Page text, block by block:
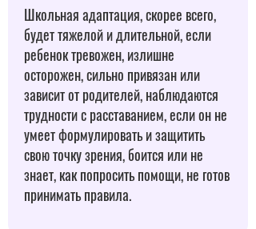
Школьная адаптация, скорее всего,
будет тяжелой и длительной, если
ребенок тревожен, излишне
осторожен, сильно привязан или
зависит от родителей, наблюдаются
трудности с расставанием, если он не
умеет формулировать и защитить
свою точку зрения, боится или не
знает, как попросить помощи, не готов
принимать правила.